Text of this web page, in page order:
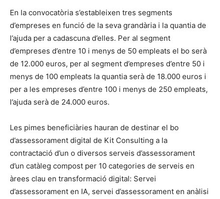
En la convocatòria s’estableixen tres segments
d’empreses en funció de la seva grandària i la quantia de
l’ajuda per a cadascuna d’elles. Per al segment
d’empreses d’entre 10 i menys de 50 empleats el bo serà
de 12.000 euros, per al segment d’empreses d’entre 50 i
menys de 100 empleats la quantia serà de 18.000 euros i
per a les empreses d’entre 100 i menys de 250 empleats,
l’ajuda serà de 24.000 euros.
Les pimes beneficiàries hauran de destinar el bo
d’assessorament digital de Kit Consulting a la
contractació d’un o diversos serveis d’assessorament
d’un catàleg compost per 10 categories de serveis en
àrees clau en transformació digital: Servei
d’assessorament en IA, servei d’assessorament en anàlisi